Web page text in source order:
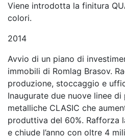
Viene introdotta la finitura
colori.
2014
Avvio di un piano di
immobili di Romlag Brasov.
produzione, stoccaggio e
Inaugurate due nuove linee
metalliche CLASIC che
produttiva del 60%. Rafforza
e chiude l’anno con oltre 4